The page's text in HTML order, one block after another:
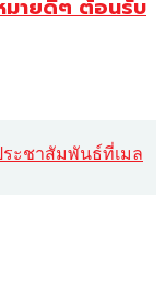
มายดีๆ ต้อนรับ
ประชาสัมพันธ์ที่เมล